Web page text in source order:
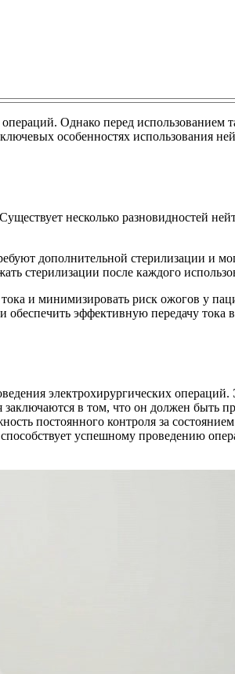
Однако перед использованием
особенностях использования
несколько разновидностей
дополнительной стерилизации и
стерилизации после каждого
и минимизировать риск ожогов у
эффективную передачу тока
электрохирургических операций.
в том, что он должен быть
постоянного контроля за
успешному проведению